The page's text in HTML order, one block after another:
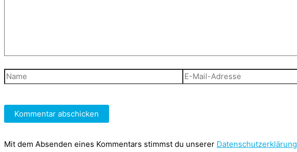
Name
E-
Mail-
Mit dem Absenden eines Kommentars stimmst du unserer Datenschutzerklärung